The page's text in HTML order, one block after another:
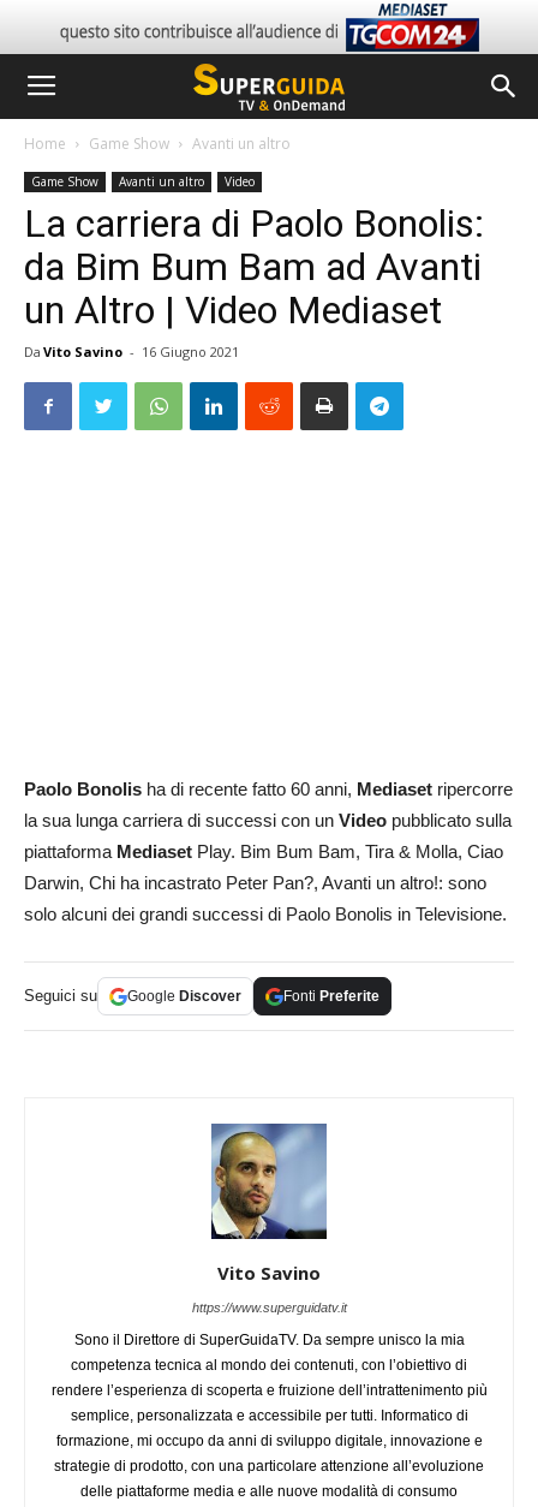
Home Game Show Avanti un altro
Game Show Avanti un altro Video
La carriera di Paolo Bonolis:
da Bim Bum Bam ad Avanti
un Altro | Video Mediaset
Da Vito Savino - 16 Giugno 2021
Paolo Bonolis ha di recente fatto 60 anni, Mediaset ripercorre
la sua lunga carriera di successi con un Video pubblicato sulla
piattaforma Mediaset Play. Bim Bum Bam, Tira & Molla, Ciao
Darwin, Chi ha incastrato Peter Pan?, Avanti un altro!: sono
solo alcuni dei grandi successi di Paolo Bonolis in Televisione.
Seguici su Google Discover Fonti Preferite
Vito Savino
https://www.superguidatv.it
Sono il Direttore di SuperGuidaTV. Da sempre unisco la mia
competenza tecnica al mondo dei contenuti, con l’obiettivo di
rendere l’esperienza di scoperta e fruizione dell’intrattenimento più
semplice, personalizzata e accessibile per tutti. Informatico di
formazione, mi occupo da anni di sviluppo digitale, innovazione e
strategie di prodotto, con una particolare attenzione all’evoluzione
delle piattaforme media e alle nuove modalità di consumo